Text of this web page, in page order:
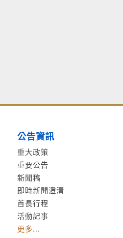
公告資訊
重大政策
重要公告
新聞稿
即時新聞澄清
首長行程
活動記事
更多...